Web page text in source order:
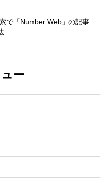
で「Number Web」の記事
ー